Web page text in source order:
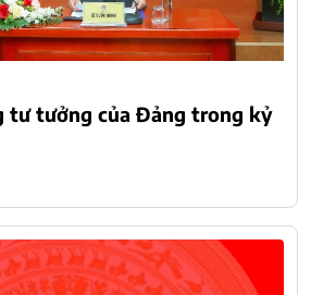
tư tưởng của Đảng trong kỷ